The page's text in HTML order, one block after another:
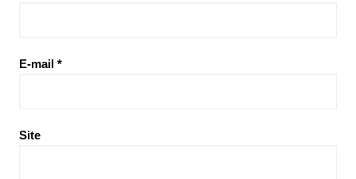
E-mail *
Site